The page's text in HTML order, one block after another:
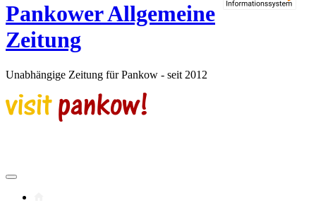
Pankower Allgemeine
Zeitung
Unabhängige Zeitung für Pankow - seit 2012